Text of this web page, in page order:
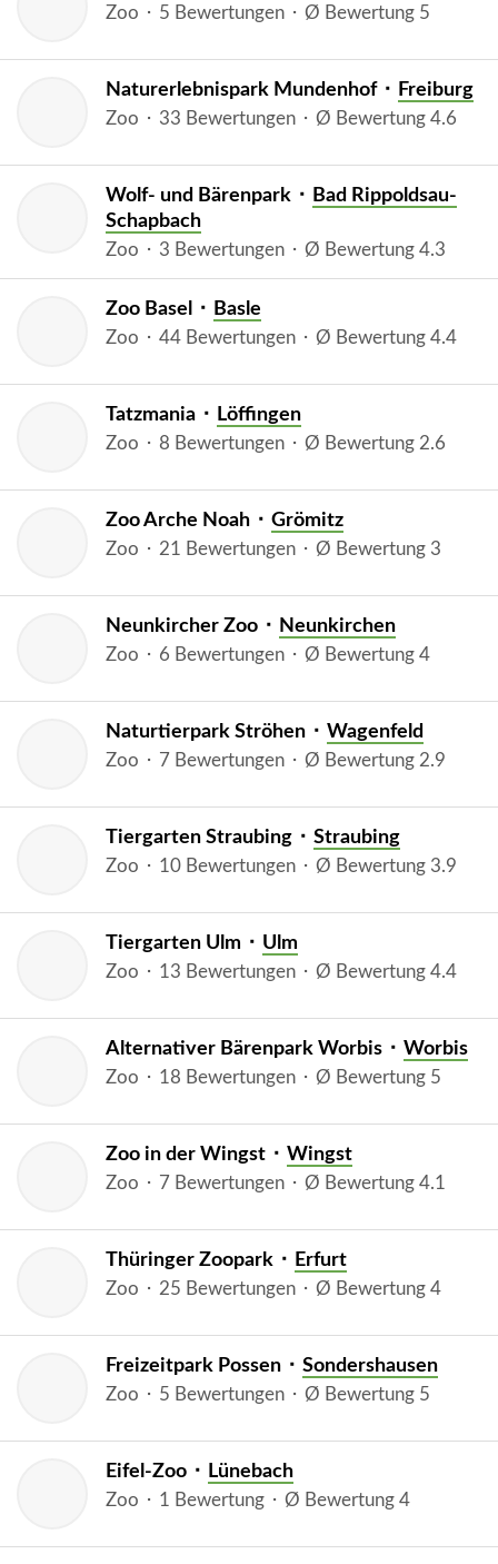
Zoo ⬝ 5 Bewertungen ⬝ Ø Bewertung 5
Naturerlebnispark Mundenhof ⬝ Freiburg
Zoo ⬝ 33 Bewertungen ⬝ Ø Bewertung 4.6
Wolf- und Bärenpark ⬝ Bad Rippoldsau-
Schapbach
Zoo ⬝ 3 Bewertungen ⬝ Ø Bewertung 4.3
Zoo Basel ⬝ Basle
Zoo ⬝ 44 Bewertungen ⬝ Ø Bewertung 4.4
Tatzmania ⬝ Löffingen
Zoo ⬝ 8 Bewertungen ⬝ Ø Bewertung 2.6
Zoo Arche Noah ⬝ Grömitz
Zoo ⬝ 21 Bewertungen ⬝ Ø Bewertung 3
Neunkircher Zoo ⬝ Neunkirchen
Zoo ⬝ 6 Bewertungen ⬝ Ø Bewertung 4
Naturtierpark Ströhen ⬝ Wagenfeld
Zoo ⬝ 7 Bewertungen ⬝ Ø Bewertung 2.9
Tiergarten Straubing ⬝ Straubing
Zoo ⬝ 10 Bewertungen ⬝ Ø Bewertung 3.9
Tiergarten Ulm ⬝ Ulm
Zoo ⬝ 13 Bewertungen ⬝ Ø Bewertung 4.4
Alternativer Bärenpark Worbis ⬝ Worbis
Zoo ⬝ 18 Bewertungen ⬝ Ø Bewertung 5
Zoo in der Wingst ⬝ Wingst
Zoo ⬝ 7 Bewertungen ⬝ Ø Bewertung 4.1
Thüringer Zoopark ⬝ Erfurt
Zoo ⬝ 25 Bewertungen ⬝ Ø Bewertung 4
Freizeitpark Possen ⬝ Sondershausen
Zoo ⬝ 5 Bewertungen ⬝ Ø Bewertung 5
Eifel-Zoo ⬝ Lünebach
Zoo ⬝ 1 Bewertung ⬝ Ø Bewertung 4